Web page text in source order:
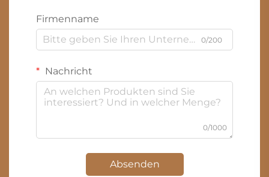
Firmenname
0/200
Nachricht
0/1000
Absenden